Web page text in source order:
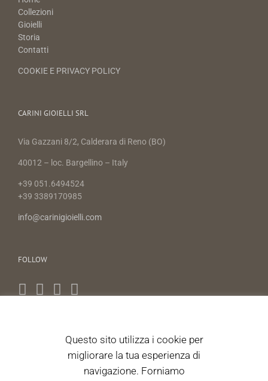
Collezioni
Gioielli
Storia
Contatti
COOKIE E PRIVACY POLICY
CARINI GIOIELLI SRL
Via Gazzani 8/2, Calderara di Reno (BO)
40012 – loc. Bargellino – Italy
+39 051.6494524
+39 3389170985
info@carinigioielli.com
FOLLOW
Autorizzo il trattamento dei dati personali ai sensi dell'articolo
Questo sito utilizza i cookie per
migliorare la tua esperienza di
navigazione. Forniamo